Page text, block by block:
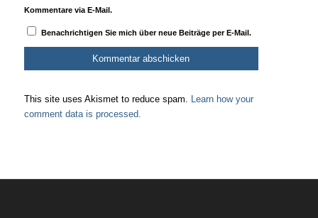
Kommentare via E-Mail.
Benachrichtigen Sie mich über neue Beiträge per E-Mail.
This site uses Akismet to reduce spam. Learn how your
comment data is processed.